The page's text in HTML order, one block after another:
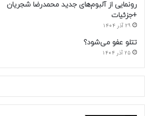
رونمایی از آلبوم‌های جدید محمدرضا شجریان
+جزئیات
29 آذر 1404
تتلو عفو می‌شود؟
25 آذر 1404